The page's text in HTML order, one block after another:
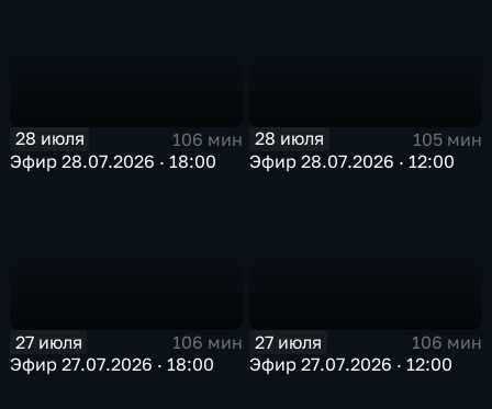
28 июля
106 мин
Эфир 28.07.2026 · 18:00
28 июля
105 мин
Эфир 28.07.2026 · 12:00
27 июля
106 мин
Эфир 27.07.2026 · 18:00
27 июля
106 мин
Эфир 27.07.2026 · 12:00